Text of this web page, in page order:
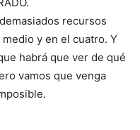
recursos
y en el cuatro. Y
habrá que ver de qué
vamos que venga